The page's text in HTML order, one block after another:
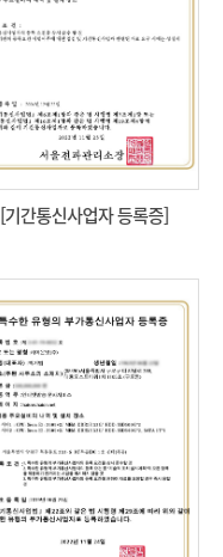
[기간통신사업자 등록증]